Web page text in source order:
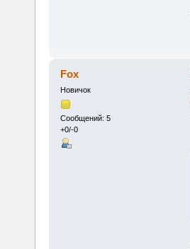
Fox
Новичок
Сообщений: 5
+0/-0